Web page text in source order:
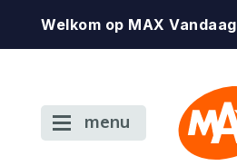
Welkom op MAX Vandaag
menu